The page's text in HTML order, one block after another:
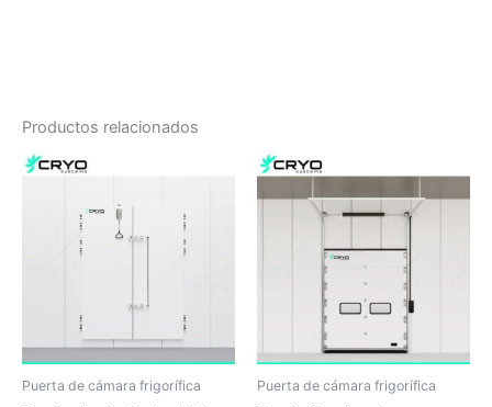
Productos relacionados
Puerta de cámara frigorífica Puerta de cámara frigorífica